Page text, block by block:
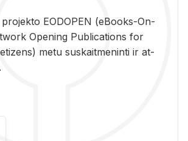
EO­DO­PEN (eBo­oks-On-
Ope­ning Pub­li­ca­tions for
metu su­skait­me­nin­ti ir at­